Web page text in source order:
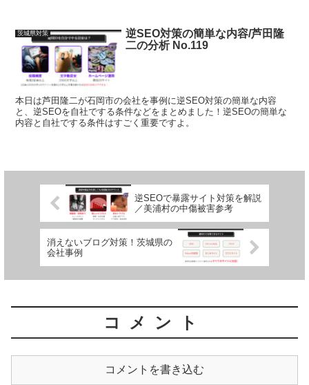
茨城県対策
逆SEO対策の簡単な内容/芦田隆
二の分析 No.119
本日は芦田隆二が石岡市の会社を事例に逆SEO対策の簡単な内容
と、逆SEOを自社でする条件などをまとめました！逆SEOの簡単な
内容と自社でする条件はすごく重要ですよ。
逆SEOで暴露サイト対策を解説
／美浦村の中傷被害参考
消えないブログ対策！茨城県の
会社事例
コメント
コメントを書き込む